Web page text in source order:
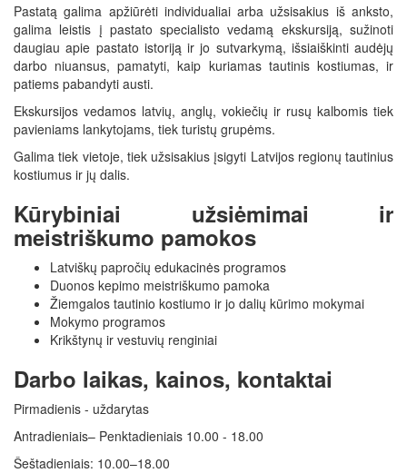
Pastatą galima apžiūrėti individualiai arba užsisakius iš anksto,
galima leistis į pastato specialisto vedamą ekskursiją, sužinoti
daugiau apie pastato istoriją ir jo sutvarkymą, išsiaiškinti audėjų
darbo niuansus, pamatyti, kaip kuriamas tautinis kostiumas, ir
patiems pabandyti austi.
Ekskursijos vedamos latvių, anglų, vokiečių ir rusų kalbomis tiek
pavieniams lankytojams, tiek turistų grupėms.
Galima tiek vietoje, tiek užsisakius įsigyti Latvijos regionų tautinius
kostiumus ir jų dalis.
Kūrybiniai užsiėmimai ir
meistriškumo pamokos
Latviškų papročių edukacinės programos
Duonos kepimo meistriškumo pamoka
Žiemgalos tautinio kostiumo ir jo dalių kūrimo mokymai
Mokymo programos
Krikštynų ir vestuvių renginiai
Darbo laikas, kainos, kontaktai
Pirmadienis - uždarytas
Antradieniais– Penktadieniais 10.00 - 18.00
Šeštadieniais: 10.00–18.00